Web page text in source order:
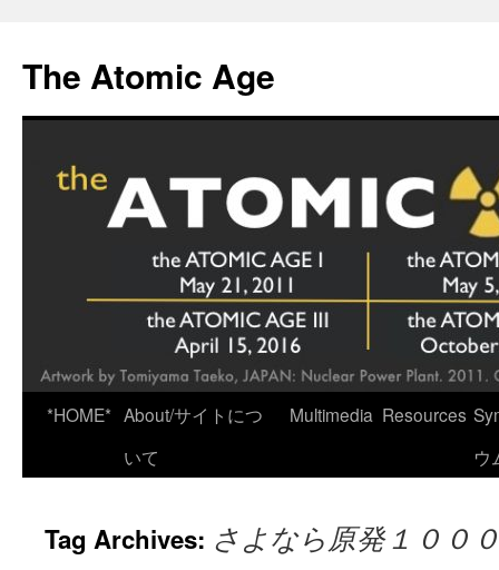
content
The Atomic Age
*HOME* About/サイトにつ
いて
Multimedia Resources
ウ
Tag Archives: さよなら原発１００